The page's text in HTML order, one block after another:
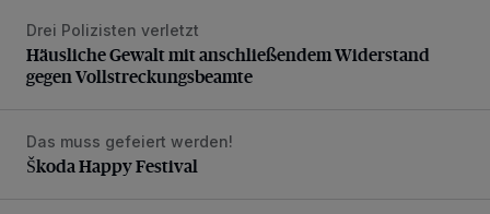
Häusliche Gewalt mit anschließendem Widerstand gegen
Drei Polizisten verletzt
Häusliche Gewalt mit anschließendem Widerstand
gegen Vollstreckungsbeamte
Škoda Happy Festival
Das muss gefeiert werden!
Škoda Happy Festival